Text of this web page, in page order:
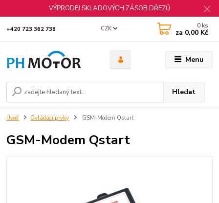
VÝPRODEJ SKLADOVÝCH ZÁSOB DŘEZŮ
Menu
CZK
Hledat
+420 723 362 738 0 ks
za 0,00 Kč
Úvod Ovládací prvky GSM-Modem Qstart
GSM-Modem Qstart